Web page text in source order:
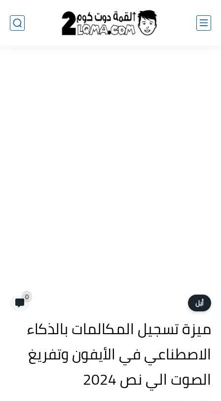
أبل 0
ميزة تسجيل المكالمات بالذكاء
الاصطناعي في الأيفون وتفريغ
الصوت الي نص 2024